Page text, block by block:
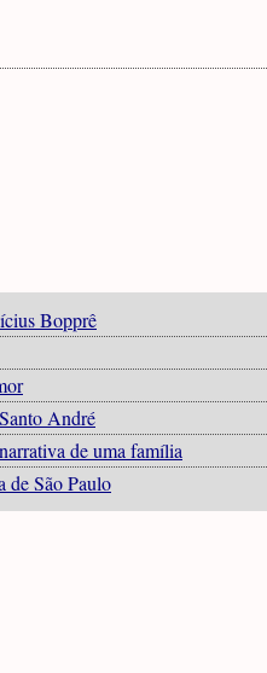
Bopprê
André
de uma família
de São Paulo